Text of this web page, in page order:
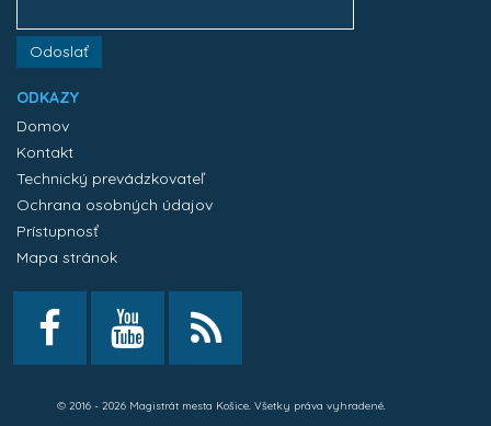
Odoslať
ODKAZY
Domov
Kontakt
Technický prevádzkovateľ
Ochrana osobných údajov
Prístupnosť
Mapa stránok
© 2016 - 2026 Magistrát mesta Košice. Všetky práva vyhradené.